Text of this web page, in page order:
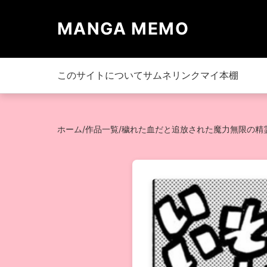
MANGA MEMO
このサイトについてサムネリンク マイ本棚
ホーム/作品一覧/穢れた血だと追放された魔力無限の精